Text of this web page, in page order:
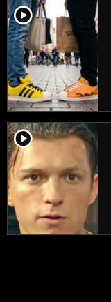
player2
player2